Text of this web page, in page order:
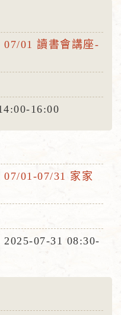
07/01 讀書會講座-
16:00
07/01-07/31 家家
2025-07-31 08:30-